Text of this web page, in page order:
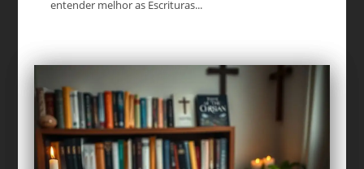
entender melhor as Escrituras...